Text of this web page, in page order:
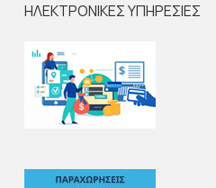
ΗΛΕΚΤΡΟΝΙΚΕΣ ΥΠΗΡΕΣΙΕΣ